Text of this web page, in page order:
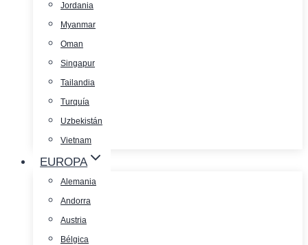
Jordania
Myanmar
Oman
Singapur
Tailandia
Turquía
Uzbekistán
Vietnam
EUROPA
Alemania
Andorra
Austria
Bélgica